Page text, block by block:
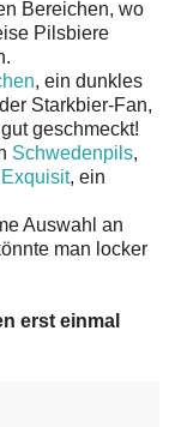
Bereichen, wo
Pilsbiere
, ein dunkles
Starkbier-Fan,
geschmeckt!
Schwedenpils,
Exquisit, ein
Auswahl an
man locker
erst einmal